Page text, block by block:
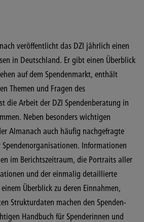
veröffentlicht das DZI jährlich einen
in Deutschland. Er gibt einen Überblick
auf dem Spendenmarkt, enthält
Themen und Fragen des
die Arbeit der DZI Spendenberatung in
Neben besonders wichtigen
Almanach auch häufig nachgefragte
Informationen
im Berichtszeitraum, die Portraits aller
und der einmalig detaillierte
Überblick zu deren Einnahmen,
Strukturdaten machen den Spenden-
Handbuch für Spenderinnen und